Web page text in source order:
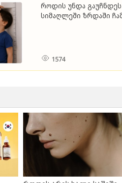
როდის უნდა
სიმაღლეში ზრდაში
1574